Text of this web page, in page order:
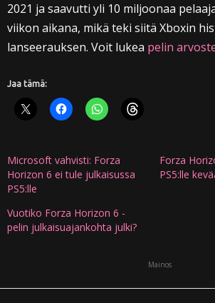
2021 ja saavutti yli 10 miljoonaa
viikon aikana, mikä teki siitä Xboxin
lanseerauksen. Voit lukea pelin
Jaa tämä:
Microsoft vahvisti: Forza
Horizon 6 ei tule julkaisussa
PS5:lle
Forza
PS5:lle
Vuotiko Forza Horizon 6 -
pelin julkaisuajankohta julki?
Mainos